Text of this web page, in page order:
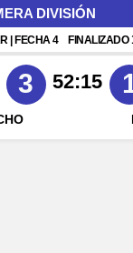
DIVISIÓN
| FECHA 4 FINALIZADO
3 52:15